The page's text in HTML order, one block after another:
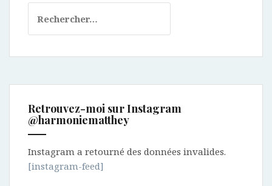
Retrouvez-moi sur Instagram
@harmoniematthey
Instagram a retourné des données invalides.
[instagram-feed]